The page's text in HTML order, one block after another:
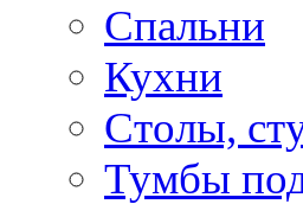
Спальни
Кухни
Столы,
Тумбы